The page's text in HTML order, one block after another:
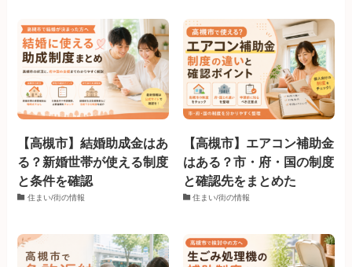
【高槻市】結婚助成金はあ
る？新婚世帯が使える制度
と条件を確認
住まい/街の情報
【高槻市】エアコン補助金
はある？市・府・国の制度
と確認先をまとめた
住まい/街の情報